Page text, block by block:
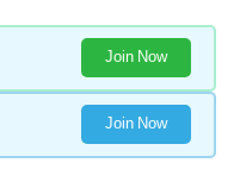
Join Now
Join Now